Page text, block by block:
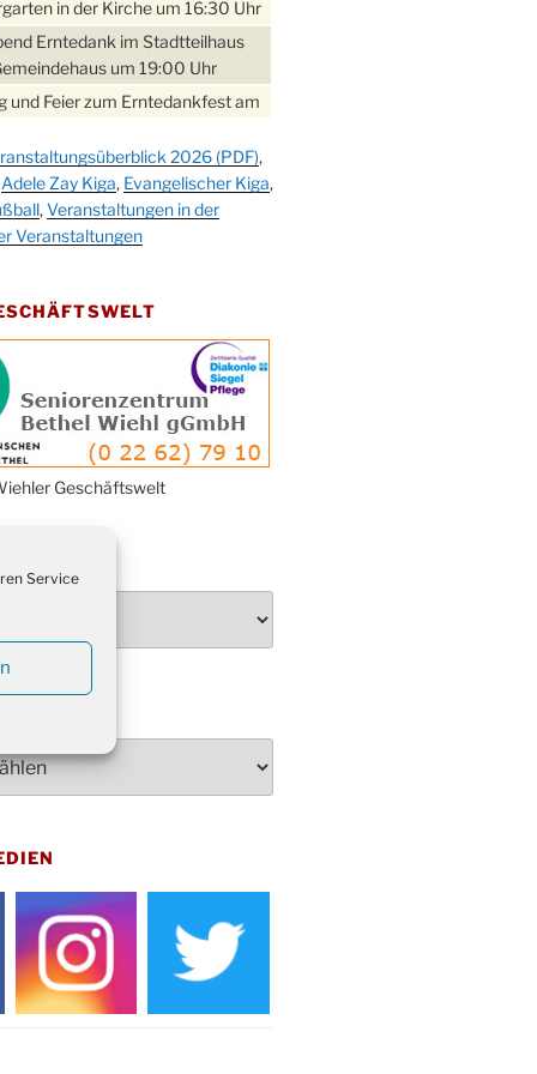
Service
in der Kirche um 16:30 Uhr
Erntedank im Stadtteilhaus
um 19:00 Uhr
und Feier zum Erntedankfest am
im Stadtteilhaus
im Cafe XXS
Andacht um 18:00 Uhr in der
Gottesdienst in der
im Ev. Gemeindehaus um
MGV im Stadtteilhaus um
von 16-20 Uhr
Akkordeon-Orchester im
um 16:00 Uhr
im Ev. Gemeindehaus von 14-
des Honterus Chors im
um 19:00 Uhr
im Ev. Gemeindehaus von
2026 (PDF),
Adele Zay Kiga, Evangelischer Kiga,
,Veranstaltungen in der
Veranstaltungen
Geschäftswelt